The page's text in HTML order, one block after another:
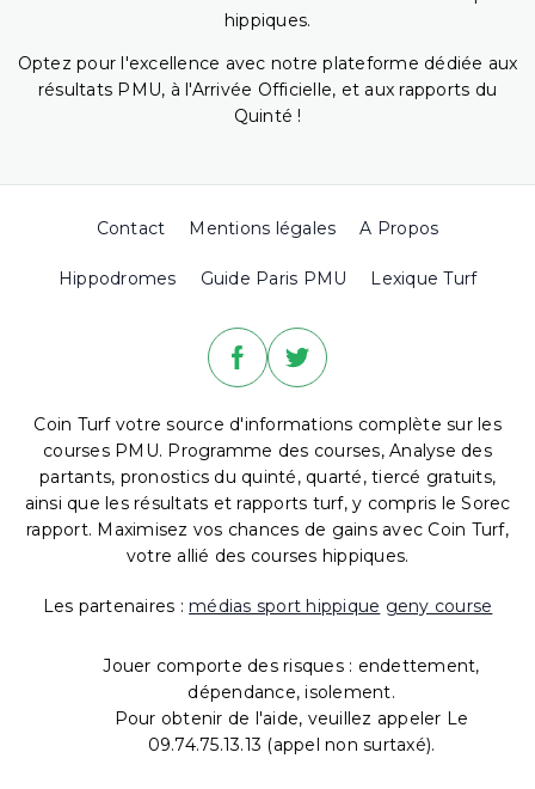
hippiques.
Optez pour l'excellence avec notre plateforme dédiée aux
résultats PMU, à l'Arrivée Officielle, et aux rapports du
Quinté !
Contact Mentions légales A Propos
Hippodromes Guide Paris PMU Lexique Turf
Coin Turf votre source d'informations complète sur les
courses PMU. Programme des courses, Analyse des
partants, pronostics du quinté, quarté, tiercé gratuits,
ainsi que les résultats et rapports turf, y compris le Sorec
rapport. Maximisez vos chances de gains avec Coin Turf,
votre allié des courses hippiques.
Les partenaires : médias sport hippique geny course
Jouer comporte des risques : endettement,
dépendance, isolement.
Pour obtenir de l'aide, veuillez appeler Le
09.74.75.13.13 (appel non surtaxé).